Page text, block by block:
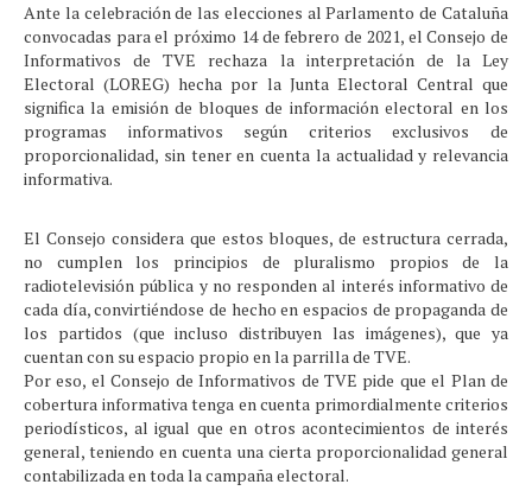
Ante la celebración de las elecciones al Parlamento de Cataluña
convocadas para el próximo 14 de febrero de 2021, el Consejo de
Informativos de TVE rechaza la interpretación de la Ley
Electoral (LOREG) hecha por la Junta Electoral Central que
significa la emisión de bloques de información electoral en los
programas informativos según criterios exclusivos de
proporcionalidad, sin tener en cuenta la actualidad y relevancia
informativa.
El Consejo considera que estos bloques, de estructura cerrada,
no cumplen los principios de pluralismo propios de la
radiotelevisión pública y no responden al interés informativo de
cada día, convirtiéndose de hecho en espacios de propaganda de
los partidos (que incluso distribuyen las imágenes), que ya
cuentan con su espacio propio en la parrilla de TVE.
Por eso, el Consejo de Informativos de TVE pide que el Plan de
cobertura informativa tenga en cuenta primordialmente criterios
periodísticos, al igual que en otros acontecimientos de interés
general, teniendo en cuenta una cierta proporcionalidad general
contabilizada en toda la campaña electoral.